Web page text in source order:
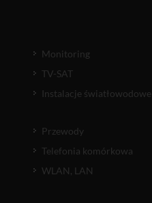
Monitoring
TV-SAT
Instalacje światłowodowe
Przewody
Telefonia komórkowa
WLAN, LAN